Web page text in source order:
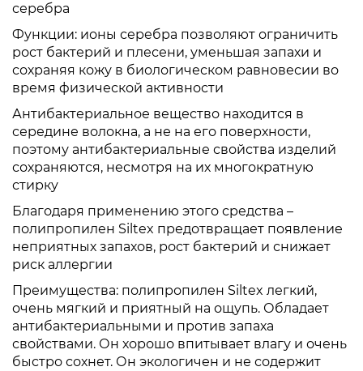
серебра
Функции: ионы серебра позволяют ограничить
рост бактерий и плесени, уменьшая запахи и
сохраняя кожу в биологическом равновесии во
время физической активности
Антибактериальное вещество находится в
середине волокна, а не на его поверхности,
поэтому антибактериальные свойства изделий
сохраняются, несмотря на их многократную
стирку
Благодаря применению этого средства –
полипропилен Siltex предотвращает появление
неприятных запахов, рост бактерий и снижает
риск аллергии
Преимущества: полипропилен Siltex легкий,
очень мягкий и приятный на ощупь. Обладает
антибактериальными и против запаха
свойствами. Он хорошо впитывает влагу и очень
быстро сохнет. Он экологичен и не содержит